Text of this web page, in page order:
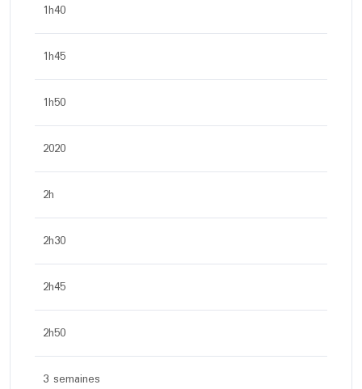
1h40
1h45
1h50
2020
2h
2h30
2h45
2h50
3 semaines